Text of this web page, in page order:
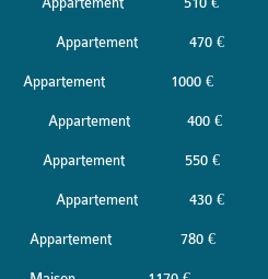
Appartement 470 €
Appartement 1000 €
Appartement 400 €
Appartement 550 €
Appartement 430 €
Appartement 780 €